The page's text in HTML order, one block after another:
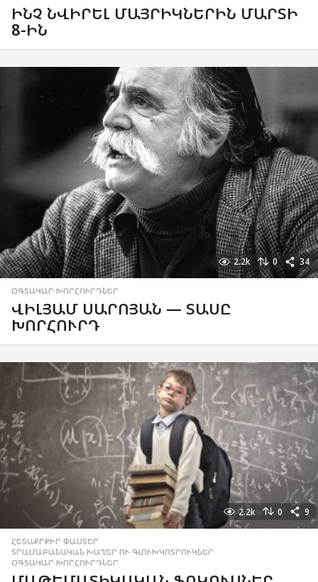
ԻՆՉ ՆՎԻՐԵԼ ՄԱՅՐԻԿՆԵՐԻՆ ՄԱՐՏԻ
8-ԻՆ
2.2k 0 34
ՕԳՏԱԿԱՐ ԽՈՐՀՈՒՐԴՆԵՐ
ՎԻԼՅԱՄ ՍԱՐՈՅԱՆ — ՏԱՍԸ
ԽՈՐՀՈՒՐԴ
2.2k 0 9
ՀԵՏԱՔՐՔԻՐ ՓԱՍՏԵՐ
ՏՐԱՄԱԲԱՆԱԿԱՆ ԽԱՂԵՐ ՈՒ ԳԼՈՒԽԿՈՏՐՈՒԿՆԵՐ
ՕԳՏԱԿԱՐ ԽՈՐՀՈՒՐԴՆԵՐ